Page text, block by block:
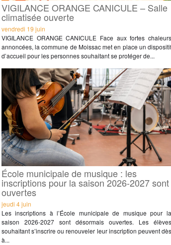
VIGILANCE ORANGE CANICULE – Salle
climatisée ouverte
vendredi 19 juin
VIGILANCE ORANGE CANICULE Face aux fortes chaleurs
annoncées, la commune de Moissac met en place un dispositif
d’accueil pour les personnes souhaitant se protéger de...
École municipale de musique : les
inscriptions pour la saison 2026-2027 sont
ouvertes
jeudi 4 juin
Les inscriptions à l’École municipale de musique pour la
saison 2026-2027 sont désormais ouvertes. Les élèves
souhaitant s’inscrire ou renouveler leur inscription peuvent dès
à...